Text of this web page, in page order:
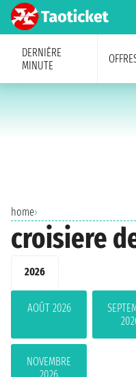
DERNIÈRE
MINUTE
home›
croisiere
2026
AOÛT 2026
NOVEMBRE